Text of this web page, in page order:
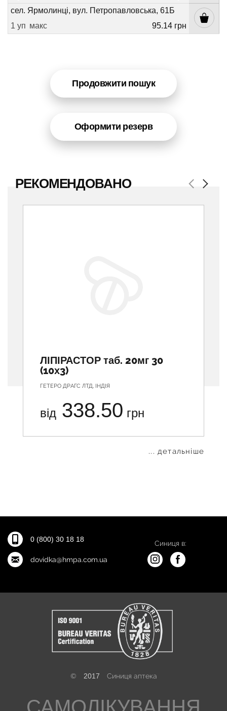
сел. Ярмолинці, вул. Петропавловська, 61Б
1 уп макс 95.14 грн
Продовжити пошук
Оформити резерв
РЕКОМЕНДОВАНО Previous
ЛІПІРАСТОР таб. 20мг 30
(10х3)
ГЕТЕРО ДРАГС ЛТД, ІНДІЯ
від 338.50 грн
... детальніше
Next
0 (800) 30 18 18
dovidka@hmpa.com.ua
Синиця в:
© 2017 Синиця аптека